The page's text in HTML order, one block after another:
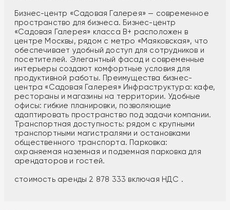
Бизнес-центр «Садовая Галерея» — современное
пространство для бизнеса. Бизнес-центр
«Садовая Галерея» класса B+ расположен в
центре Москвы, рядом с метро «Маяковская», что
обеспечивает удобный доступ для сотрудников и
посетителей. Элегантный фасад и современные
интерьеры создают комфортные условия для
продуктивной работы. Преимущества бизнес-
центра «Садовая Галерея» Инфраструктура: кафе,
рестораны и магазины на территории. Удобные
офисы: гибкие планировки, позволяющие
адаптировать пространство под задачи компании.
Транспортная доступность: рядом с крупными
транспортными магистралями и остановками
общественного транспорта. Парковка:
охраняемая наземная и подземная парковка для
арендаторов и гостей.
стоимость аренды 2 878 333 включая НДС .